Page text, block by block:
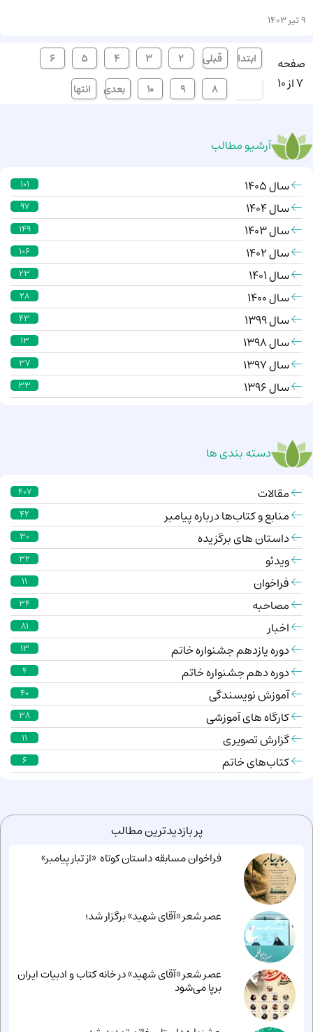
9 تیر 1403
صفحه
7 از 10
ابتدا قبلی 2
3
4
5
6
8
9
10 بعدی انتها
آرشیو مطالب
سال 1405 101
سال 1404 97
سال 1403 149
سال 1402 106
سال 1401 23
سال 1400 28
سال 1399 43
سال 1398 13
سال 1397 37
سال 1396 33
دسته بندی ها
مقالات 407
منابع و کتاب‌ها درباره پیامبر 42
داستان های برگزیده 30
ویدئو 32
فراخوان 11
مصاحبه 34
اخبار 81
دوره یازدهم جشنواره خاتم 13
دوره دهم جشنواره خاتم 4
آموزش نویسندگی 40
کارگاه های آموزشی 38
گزارش تصویری 11
کتاب‌های خاتم 6
پر بازدیدترین مطالب
فراخوان مسابقه داستان کوتاه «از تبار پیامبر»
عصر شعر «آقای شهید» برگزار شد؛
عصر شعر «آقای شهید» در خانه کتاب و ادبیات ایران
برپا می‌شود